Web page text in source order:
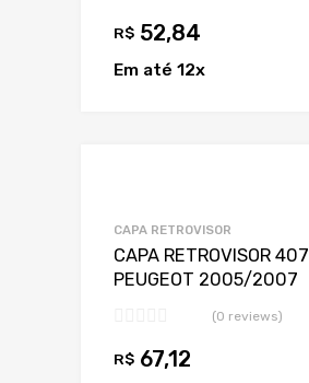
R$ 52,84
Em até 12x
CAPA RETROVISOR
CAPA RETROVISOR 407
PEUGEOT 2005/2007
(0 reviews)
R$ 67,12